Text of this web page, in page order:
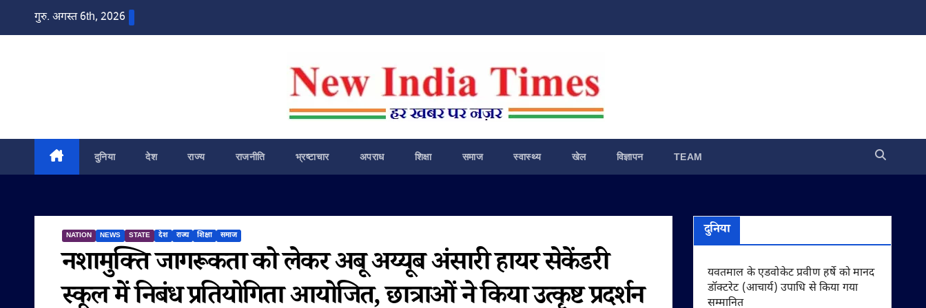
गुरु. अगस्त 6th, 2026
दुनिया देश राज्य राजनीति भ्रष्टाचार अपराध शिक्षा समाज स्वास्थ्य खेल विज्ञापन TEAM
NATION NEWS STATE देश राज्य शिक्षा समाज
नशामुक्ति जागरूकता को लेकर अबू अय्यूब अंसारी हायर सेकेंडरी
स्कूल में निबंध प्रतियोगिता आयोजित, छात्राओं ने किया उत्कृष्ट प्रदर्शन
दुनिया
यवतमाल के एडवोकेट प्रवीण हर्षे को मानद
डॉक्टरेट (आचार्य) उपाधि से किया गया
सम्मानित